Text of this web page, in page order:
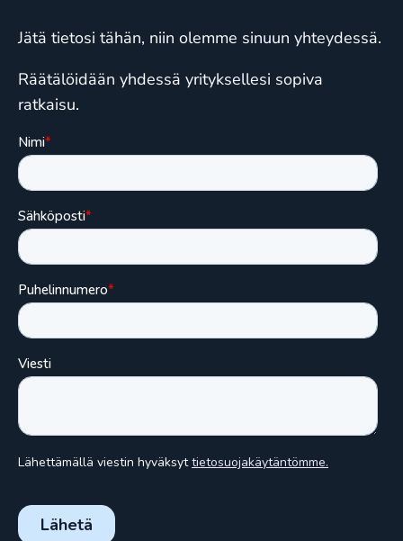
Jätä tietosi tähän, niin olemme sinuun yhteydessä.
Räätälöidään yhdessä yrityksellesi sopiva
ratkaisu.